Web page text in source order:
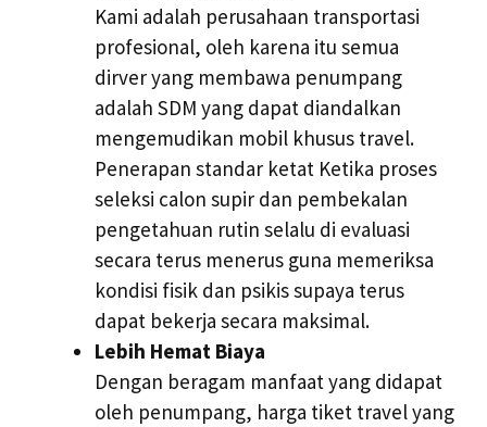
Kami adalah perusahaan transportasi
profesional, oleh karena itu semua
dirver yang membawa penumpang
adalah SDM yang dapat diandalkan
mengemudikan mobil khusus travel.
Penerapan standar ketat Ketika proses
seleksi calon supir dan pembekalan
pengetahuan rutin selalu di evaluasi
secara terus menerus guna memeriksa
kondisi fisik dan psikis supaya terus
dapat bekerja secara maksimal.
Lebih Hemat Biaya
Dengan beragam manfaat yang didapat
oleh penumpang, harga tiket travel yang